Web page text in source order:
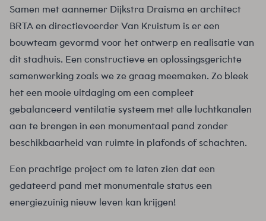
Samen met aannemer Dijkstra Draisma en architect
BRTA en directievoerder Van Kruistum is er een
bouwteam gevormd voor het ontwerp en realisatie van
dit stadhuis. Een constructieve en oplossingsgerichte
samenwerking zoals we ze graag meemaken. Zo bleek
het een mooie uitdaging om een compleet
gebalanceerd ventilatie systeem met alle luchtkanalen
aan te brengen in een monumentaal pand zonder
beschikbaarheid van ruimte in plafonds of schachten.
Een prachtige project om te laten zien dat een
gedateerd pand met monumentale status een
energiezuinig nieuw leven kan krijgen!